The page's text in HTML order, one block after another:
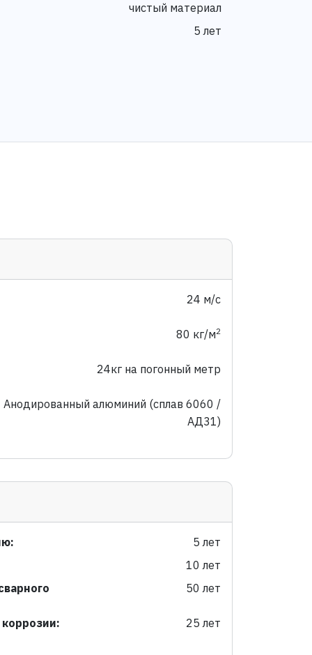
чистый материал
5 лет
24 м/с
80 кг/м2
24кг на погонный метр
Анодированный алюминий (сплав 6060 /
АД31)
5 лет
10 лет
50 лет
коррозии: 25 лет